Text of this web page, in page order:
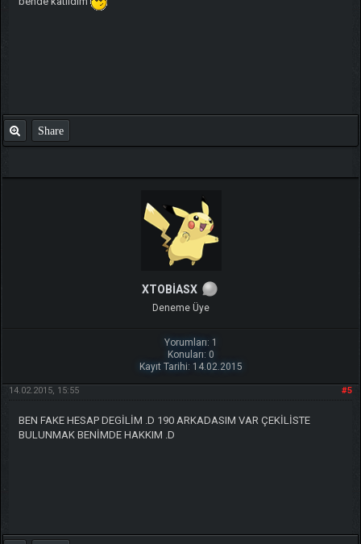
Share
XTOBİASX
Deneme Üye
Yorumları: 1
Konuları: 0
Kayıt Tarihi: 14.02.2015
#5
14.02.2015, 15:55
BEN FAKE HESAP DEGİLİM .D 190 ARKADASIM VAR ÇEKİLİSTE
BULUNMAK BENİMDE HAKKIM .D